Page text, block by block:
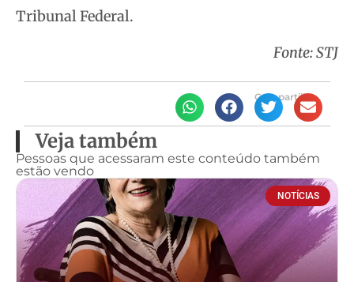
Tribunal Federal.
Fonte: STJ
Compartilhe
Veja também
Pessoas que acessaram este conteúdo também
estão vendo
NOTÍCIAS